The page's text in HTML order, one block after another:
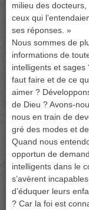
milieu des
ceux qui
ses réponses. »
Nous sommes de
informations de
intelligents et sages
faut faire et de ce
aimer ?
de Dieu ? Avons-
nous en train de
gré des modes et
Quand nous
opportun de
intelligents dans le
s’avèrent
d’éduquer leurs
? Car la foi est